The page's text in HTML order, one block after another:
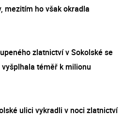
mezitím ho však okradla
zlatnictví v Sokolské se
vyšplhala téměř k milionu
ulici vykradli v noci zlatnictví